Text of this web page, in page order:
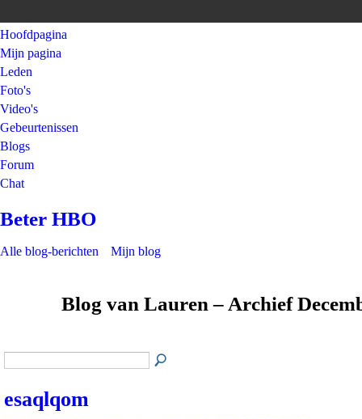
Hoofdpagina
Mijn pagina
Leden
Foto's
Video's
Gebeurtenissen
Blogs
Forum
Chat
Beter HBO
Alle blog-berichten Mijn blog
Blog van Lauren – Archief
esaqlqom